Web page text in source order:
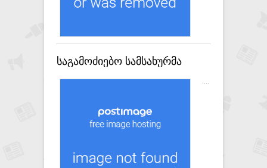
საგამოძიებო სამსახურმა
ვირტუალური აქტივის
არარეგისტრირებული
დააკავა
....